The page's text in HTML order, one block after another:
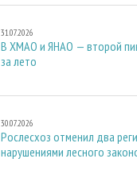
31.07.2026
В ХМАО и ЯНАО — второй
за лето
30.07.2026
Рослесхоз отменил два
нарушениями лесного